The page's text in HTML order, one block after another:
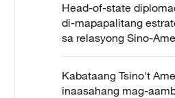
Head-of-state
di-mapapalitang
sa relasyong Sino-
Kabataang Tsino't
inaasahang mag-